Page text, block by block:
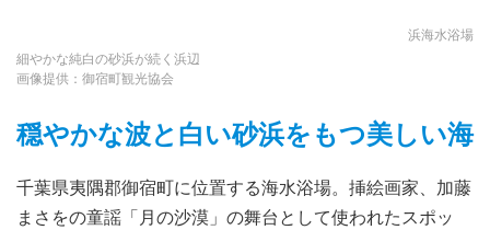
浜海水浴場
細やかな純白の砂浜が続く浜辺
画像提供：御宿町観光協会
穏やかな波と白い砂浜をもつ美しい海
千葉県夷隅郡御宿町に位置する海水浴場。挿絵画家、加藤
まさをの童謡「月の沙漠」の舞台として使われたスポッ